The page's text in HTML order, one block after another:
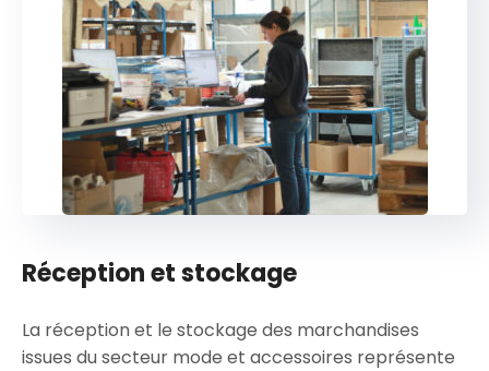
Réception et stockage
La réception et le stockage des marchandises
issues du secteur mode et accessoires représente